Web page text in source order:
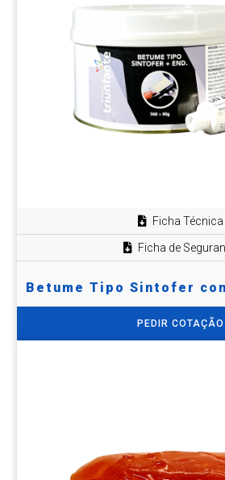
Ficha Técnica
Ficha de
Betume Tipo Sintofer
PEDIR COTAÇÃO